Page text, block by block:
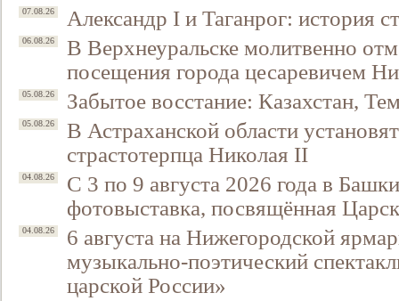
07.08.26 Александр I и Таганрог: история
06.08.26
В Верхнеуральске молитвенно
посещения города цесаревичем
05.08.26 Забытое восстание: Казахстан,
05.08.26
В Астраханской области
страстотерпца Николая II
04.08.26
С 3 по 9 августа 2026 года в
фотовыставка, посвящённая
04.08.26
6 августа на Нижегородской
музыкально-поэтический
царской России»